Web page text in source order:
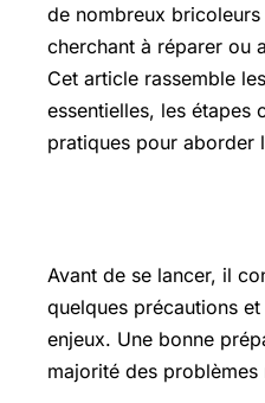
de nombreux
cherchant à réparer ou
Cet article rassemble
essentielles, les étapes
pratiques pour aborder
Avant de se lancer, il
quelques précautions
enjeux. Une bonne
majorité des problèmes